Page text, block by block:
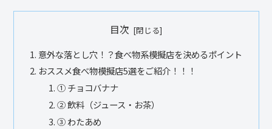
目次
意外な落とし穴！？食べ物系模擬店を決めるポイント
おススメ食べ物模擬店5選をご紹介！！！
① チョコバナナ
② 飲料（ジュース・お茶）
③ わたあめ